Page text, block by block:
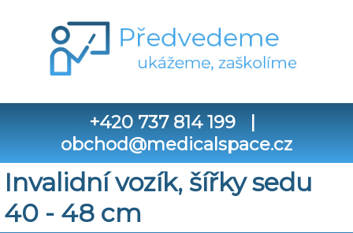
+420 737 814 199|
obchod@medicalspace.cz
Invalidní vozík, šířky sedu
40 - 48 cm